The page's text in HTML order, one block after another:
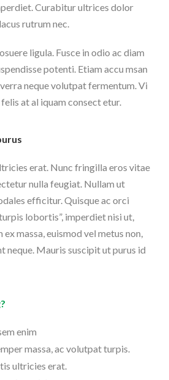
Curabitur ultrices dolor
rutrum nec.
ligula. Fusce in odio ac diam
potenti. Etiam accu msan
neque volutpat fermentum. Vi
at al iquam consect etur.
erat. Nunc fringilla eros vitae
nulla feugiat. Nullam ut
efficitur. Quisque ac orci
lobortis”, imperdiet nisi ut,
massa, euismod vel metus non,
neque. Mauris suscipit ut purus id
enim
massa, ac volutpat turpis.
ultricies erat.